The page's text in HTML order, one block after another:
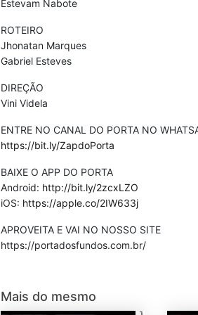
Estevam Nabote
ROTEIRO
Jhonatan Marques
Gabriel Esteves
DIREÇÃO
Vini Videla
ENTRE NO CANAL DO PORTA NO
https://bit.ly/ZapdoPorta
BAIXE O APP DO PORTA
Android: http://bit.ly/2zcxLZO
iOS: https://apple.co/2IW633j
APROVEITA E VAI NO NOSSO SITE
⁠https://portadosfundos.com.br/
Mais do mesmo